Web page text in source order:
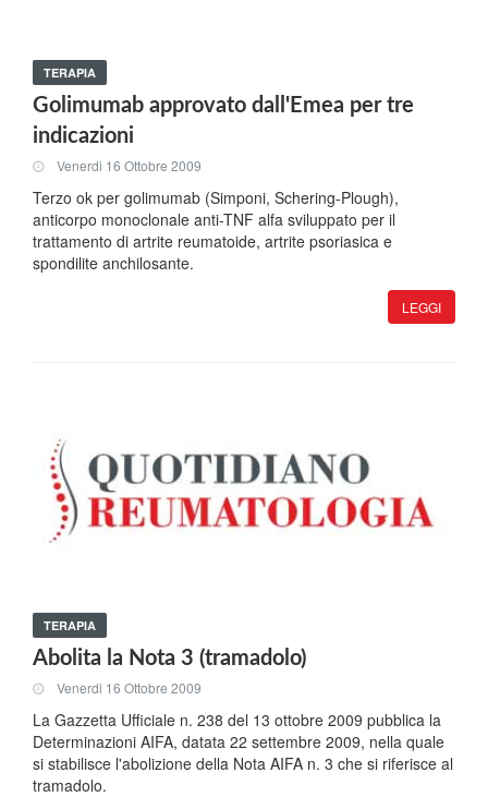
TERAPIA
Golimumab approvato dall'Emea per tre
indicazioni
Venerdi 16 Ottobre 2009
Terzo ok per golimumab (Simponi, Schering-Plough),
anticorpo monoclonale anti-TNF alfa sviluppato per il
trattamento di artrite reumatoide, artrite psoriasica e
spondilite anchilosante.
LEGGI
TERAPIA
Abolita la Nota 3 (tramadolo)
Venerdi 16 Ottobre 2009
La Gazzetta Ufficiale n. 238 del 13 ottobre 2009 pubblica la
Determinazioni AIFA, datata 22 settembre 2009, nella quale
si stabilisce l'abolizione della Nota AIFA n. 3 che si riferisce al
tramadolo.